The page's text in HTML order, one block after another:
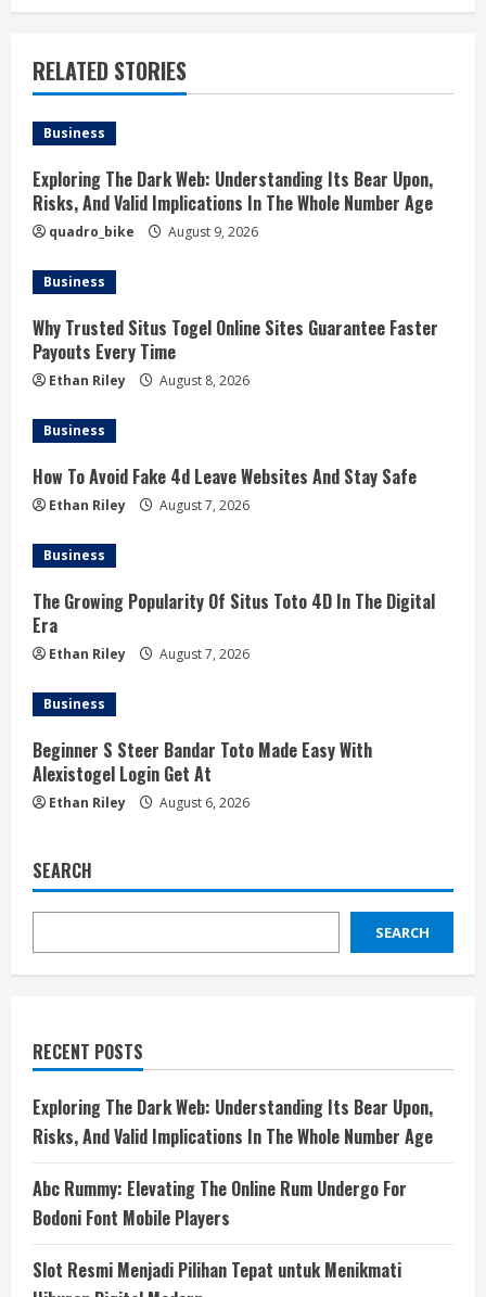
RELATED STORIES
Business
Exploring The Dark Web: Understanding Its Bear Upon,
Risks, And Valid Implications In The Whole Number Age
quadro_bike August 9, 2026
Business
Why Trusted Situs Togel Online Sites Guarantee Faster
Payouts Every Time
Ethan Riley August 8, 2026
Business
How To Avoid Fake 4d Leave Websites And Stay Safe
Ethan Riley August 7, 2026
Business
The Growing Popularity Of Situs Toto 4D In The Digital
Era
Ethan Riley August 7, 2026
Business
Beginner S Steer Bandar Toto Made Easy With
Alexistogel Login Get At
Ethan Riley August 6, 2026
SEARCH
SEARCH
RECENT POSTS
Exploring The Dark Web: Understanding Its Bear Upon,
Risks, And Valid Implications In The Whole Number Age
Abc Rummy: Elevating The Online Rum Undergo For
Bodoni Font Mobile Players
Slot Resmi Menjadi Pilihan Tepat untuk Menikmati